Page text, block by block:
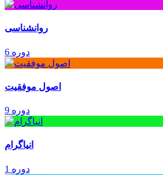
روانشناسی
6 دوره
اصول موفقیت
9 دوره
انیاگرام
1 دوره